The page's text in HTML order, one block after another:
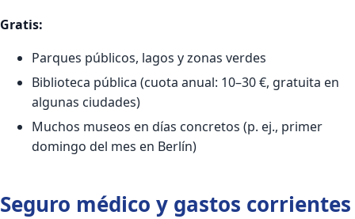
Gratis:
Parques públicos, lagos y zonas verdes
Biblioteca pública (cuota anual: 10–30 €, gratuita en
algunas ciudades)
Muchos museos en días concretos (p. ej., primer
domingo del mes en Berlín)
Seguro médico y gastos corrientes